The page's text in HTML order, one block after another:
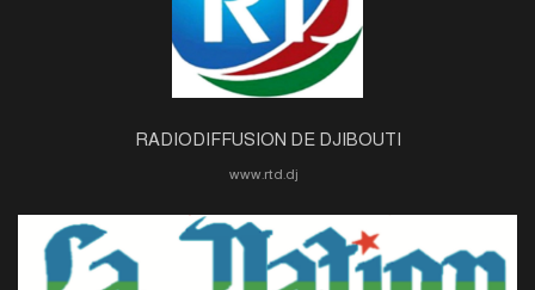
RADIODIFFUSION DE DJIBOUTI